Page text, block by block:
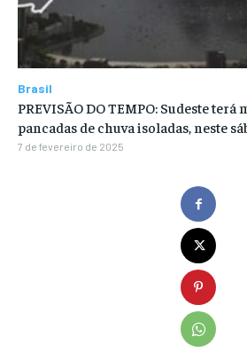
Brasil
PREVISÃO DO TEMPO: Sudeste terá
pancadas de chuva isoladas, neste
7 de fevereiro de 2025